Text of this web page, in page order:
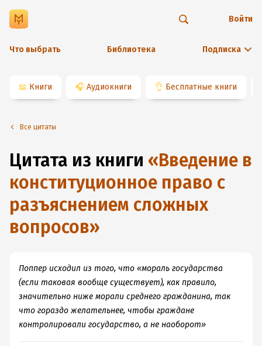
Что выбрать Библиотека Подписка
Войти
📖 Книги 🎧 Аудиокниги 👌 Бесплатные книги
Все цитаты
Цитата из книги «Введение в
конституционное право с
разъяснением сложных
вопросов»
Поппер исходил из того, что «мораль государства
(если таковая вообще существует), как правило,
значительно ниже морали среднего гражданина, так
что гораздо желательнее, чтобы граждане
контролировали государство, а не наоборот»